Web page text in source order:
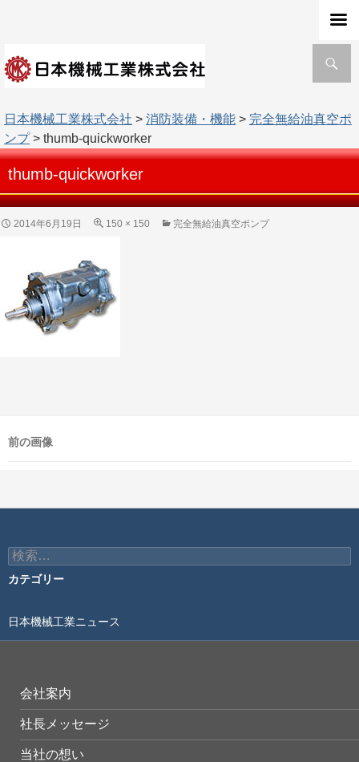
索
日本機械工業株式会社 > 消防装備・機能 > 完全無給油真空ポ
ンプ> thumb-quickworker
thumb-quickworker
2014年6月19日 150 × 150 完全無給油真空ポンプ
前の画像
検
索:
カテゴリー
日本機械工業ニュース
会社案内
社長メッセージ
当社の想い